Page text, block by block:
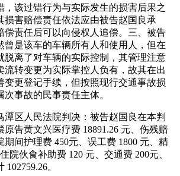
，该过错行为与实际发生的损害后果之
损害赔偿责任依法应由被告赵国良承
偿责任后可以向侵权人追偿。三、被告
曾是该车的车辆所有人和使用人，但在
脱离了对车辆的实际控制，其管理注意
流转变更为实际掌控人负有，故其在出
变更登记手续，但按照现行交通事故损
事故的民事责任主体。
潭区人民法院判决：被告赵国良在本判
原告黄文兴医疗费 18891.26 元、伤残赔
期间护理费 450元、误工费 1800 元、精
院伙食补助费 120 元、交通费 200元、
。